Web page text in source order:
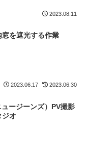
2023.08.11
を遮光する作業
2023.06.17 2023.06.30
ージーンズ）PV撮影
ジオ